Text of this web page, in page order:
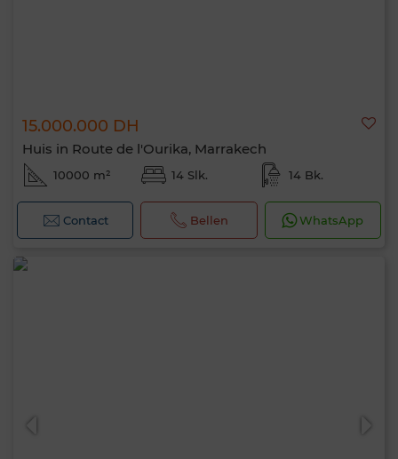
15.000.000 DH
Huis in Route de l'Ourika, Marrakech
10000 m² 14 Slk. 14 Bk.
Contact Bellen WhatsApp